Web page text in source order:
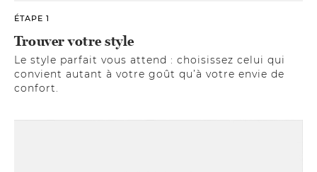
ÉTAPE 1
Trouver votre style
Le style parfait vous attend : choisissez celui qui
convient autant à votre goût qu’à votre envie de
confort.